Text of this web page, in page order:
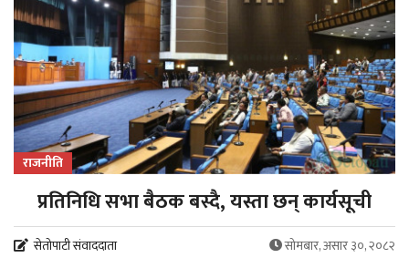
राजनीति
प्रतिनिधि सभा बैठक बस्दै, यस्ता छन् कार्यसूची
सेतोपाटी संवाददाता सोमबार, असार ३०, २०८२